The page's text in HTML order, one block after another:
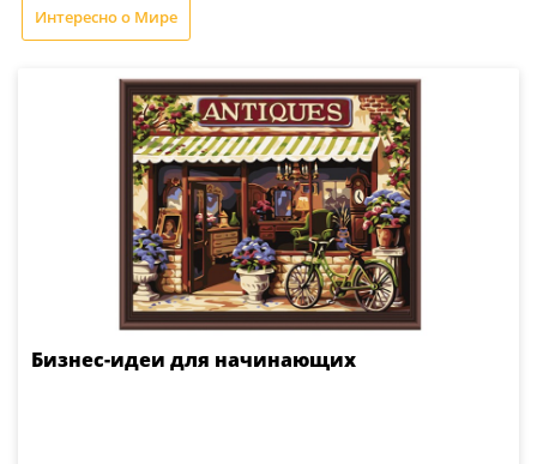
Интересно о Мире
Бизнес-идеи для начинающих